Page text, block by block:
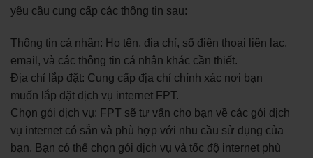
yêu cầu cung cấp các thông tin sau:
Thông tin cá nhân: Họ tên, địa chỉ, số điện thoại liên lạc,
email, và các thông tin cá nhân khác cần thiết.
Địa chỉ lắp đặt: Cung cấp địa chỉ chính xác nơi bạn
muốn lắp đặt dịch vụ internet FPT.
Chọn gói dịch vụ: FPT sẽ tư vấn cho bạn về các gói dịch
vụ internet có sẵn và phù hợp với nhu cầu sử dụng của
bạn. Bạn có thể chọn gói dịch vụ và tốc độ internet phù